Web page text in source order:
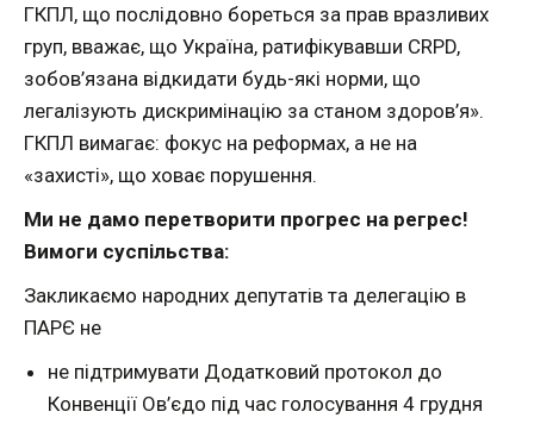
ГКПЛ, що послідовно бореться за прав вразливих
груп, вважає, що Україна, ратифікувавши CRPD,
зобов’язана відкидати будь-які норми, що
легалізують дискримінацію за станом здоров’я».
ГКПЛ вимагає: фокус на реформах, а не на
«захисті», що ховає порушення.
Ми не дамо перетворити прогрес на регрес!
Вимоги суспільства:
Закликаємо народних депутатів та делегацію в
ПАРЄ не
не підтримувати Додатковий протокол до
Конвенції Ов’єдо під час голосування 4 грудня